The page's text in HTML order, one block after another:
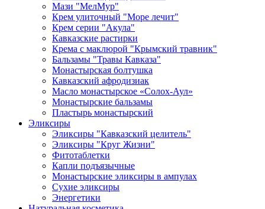
Мази "МелМур"
Крем улиточный "Море лечит"
Крем серии "Акула"
Кавказские растирки
Крема с маклюрой "Крымский травник"
Бальзамы "Травы Кавказа"
Монастырская болтушка
Кавказский афродизиак
Масло монастырское «Солох-Аул»
Монастырские бальзамы
Пластырь монастырский
Эликсиры
Эликсиры "Кавказский целитель"
Эликсиры "Круг Жизни"
Фитотаблетки
Капли подъязычные
Монастырские эликсиры в ампулах
Сухие эликсиры
Энергетики